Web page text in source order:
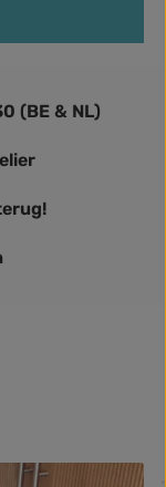
(BE & NL)